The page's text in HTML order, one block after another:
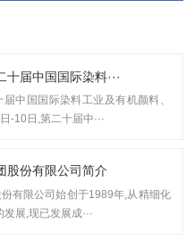
届中国国际染料···
中国国际染料工业及有机颜料、
-10日,第二十届中···
股份有限公司简介
有限公司始创于1989年,从精细化
展,现已发展成···